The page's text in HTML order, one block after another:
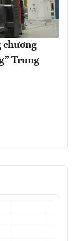
chương
Trung